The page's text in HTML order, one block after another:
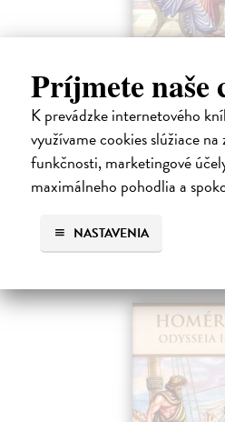
Príjmete naše
K prevádzke internetového
využívame cookies slúžiace
funkčnosti, marketingové
maximálneho pohodlia a
NASTAVENIA
Odysseia XIII-XXIV
Homéros| Kniha
Slepý Melésigenés s ťažkosťami
druhej strane si získaval čoraz viac
snažili povzbudzovať a podporovať. V
Do 5 dní
17,95 €
18,51 € ?